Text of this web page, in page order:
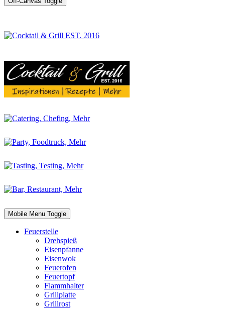
Mobile Menu Toggle
Feuerstelle
Drehspieß
Eisenpfanne
Eisenwok
Feuerofen
Feuertopf
Flammhalter
Grillplatte
Grillrost